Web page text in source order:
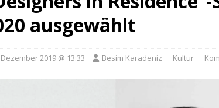
[ Donnerstag, 11. Dezember 2025 ]
[ Mittwoch, 5. August 2026 ] Besim Karadeniz: Der
ausgewählt
2019 @ 13:33 Besim Karadeniz Kultur